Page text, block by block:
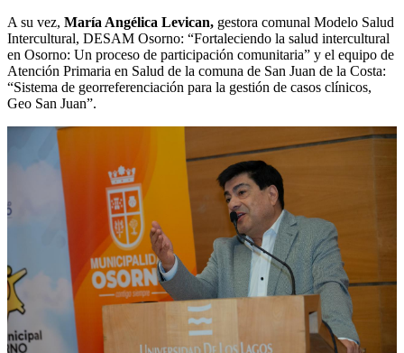
A su vez, María Angélica Levican, gestora comunal Modelo Salud
Intercultural, DESAM Osorno: “Fortaleciendo la salud intercultural
en Osorno: Un proceso de participación comunitaria” y el equipo de
Atención Primaria en Salud de la comuna de San Juan de la Costa:
“Sistema de georreferenciación para la gestión de casos clínicos,
Geo San Juan”.